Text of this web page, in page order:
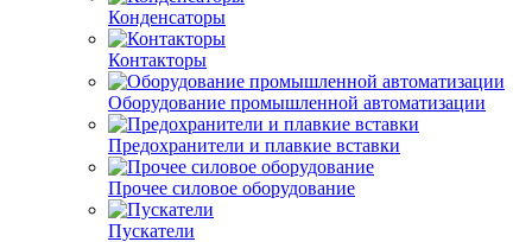
Конденсаторы
Контакторы
Оборудование промышленной автоматизации
Предохранители и плавкие вставки
Прочее силовое оборудование
Пускатели